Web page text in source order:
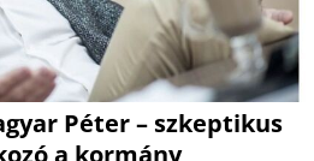
Péter – szkeptikus
a kormány